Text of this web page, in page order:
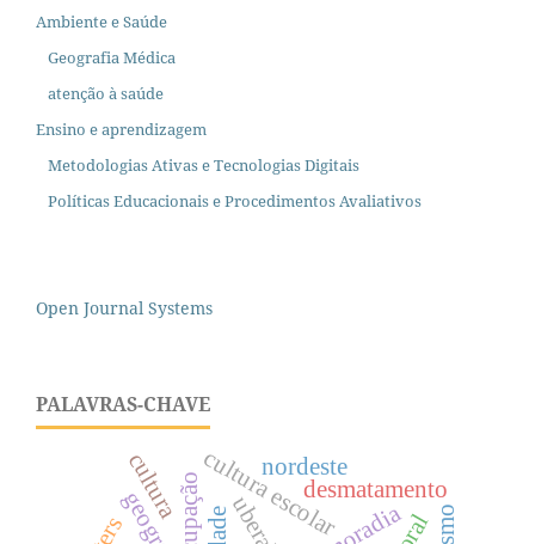
Ambiente e Saúde
Geografia Médica
atenção à saúde
Ensino e aprendizagem
Metodologias Ativas e Tecnologias Digitais
Políticas Educacionais e Procedimentos Avaliativos
Open Journal Systems
PALAVRAS-CHAVE
moradia
ocupaçãocultura escolardesmatamento
nordeste
cultura